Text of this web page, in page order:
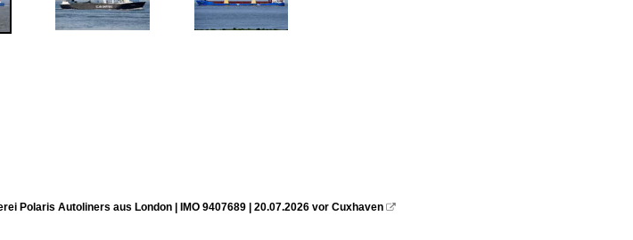
Polaris Autoliners aus London | IMO 9407689 | 20.07.2026 vor Cuxhaven 